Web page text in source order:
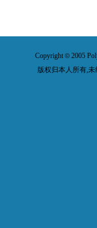
Copyright© 2005
版权归本人所有,